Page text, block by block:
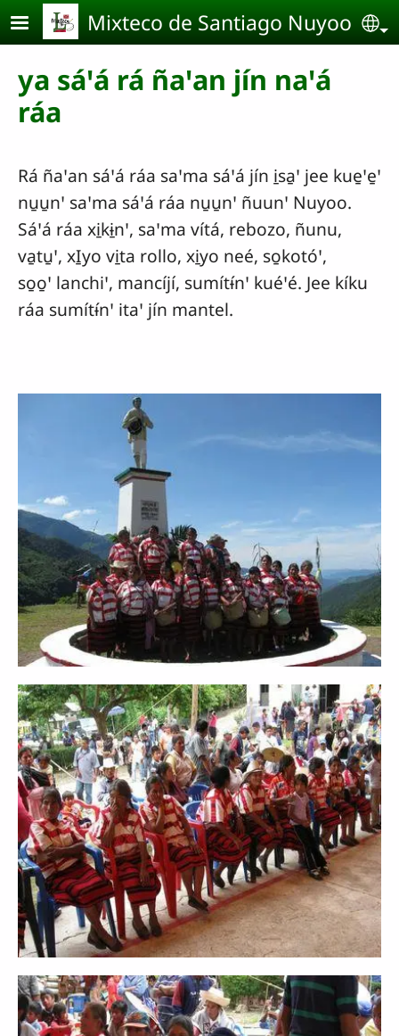
Pasar al contenido principal
Mixteco de Santiago Nuyoo
ya sáꞌá rá ñaꞌan jín naꞌá
ráa
Rá ñaꞌan sáꞌá ráa saꞌma sáꞌá jín i̱sa̱ꞌ jee kue̱ꞌe̱ꞌ
nu̱u̱nꞌ saꞌma sáꞌá ráa nu̱u̱nꞌ ñuunꞌ Nuyoo.
Sáꞌá ráa xi̱kɨ̱nꞌ, saꞌma vítá, rebozo, ñunu,
va̱tu̱ꞌ, xI̱yo vi̱ta rollo, xi̱yo neé, so̱kotóꞌ,
so̱o̱ꞌ lanchiꞌ, mancíjí, sumítɨ́nꞌ kuéꞌé. Jee kíku
ráa sumítɨ́nꞌ itaꞌ jín mantel.